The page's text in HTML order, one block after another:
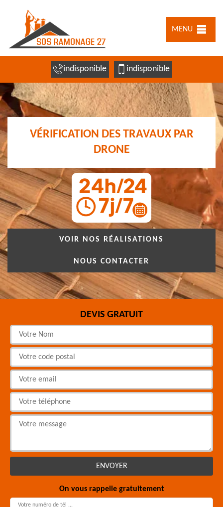
MENU
indisponible indisponible
VÉRIFICATION DES TRAVAUX PAR
DRONE
VOIR NOS RÉALISATIONS
NOUS CONTACTER
DEVIS GRATUIT
On vous rappelle gratuitement